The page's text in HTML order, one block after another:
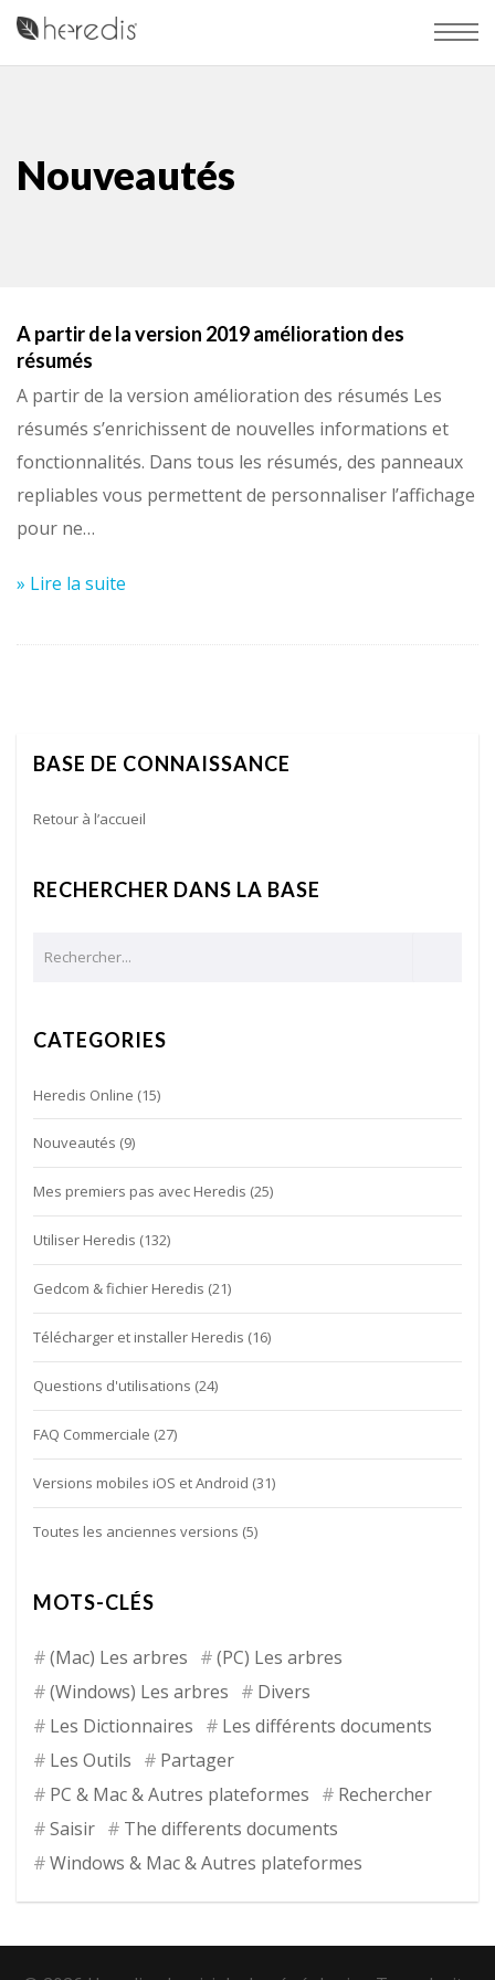
Nouveautés
A partir de la version 2019 amélioration des
résumés
A partir de la version amélioration des résumés Les
résumés s’enrichissent de nouvelles informations et
fonctionnalités. Dans tous les résumés, des panneaux
repliables vous permettent de personnaliser l’affichage
pour ne…
» Lire la suite
BASE DE CONNAISSANCE
Retour à l’accueil
RECHERCHER DANS LA BASE
CATEGORIES
Heredis Online (15)
Nouveautés (9)
Mes premiers pas avec Heredis (25)
Utiliser Heredis (132)
Gedcom & fichier Heredis (21)
Télécharger et installer Heredis (16)
Questions d'utilisations (24)
FAQ Commerciale (27)
Versions mobiles iOS et Android (31)
Toutes les anciennes versions (5)
MOTS-CLÉS
(Mac) Les arbres
(PC) Les arbres
(Windows) Les arbres
Divers
Les Dictionnaires
Les différents documents
Les Outils
Partager
PC & Mac & Autres plateformes
Rechercher
Saisir
The differents documents
Windows & Mac & Autres plateformes